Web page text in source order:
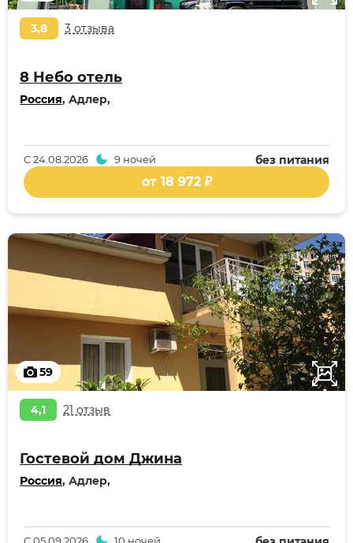
3,8 3 отзыва
8 Небо отель
Россия, Адлер,
без питания
С24.08.2026 9 ночей
от 18 972 ₽
59
4,1 21 отзыв
Гостевой дом Джина
Россия, Адлер,